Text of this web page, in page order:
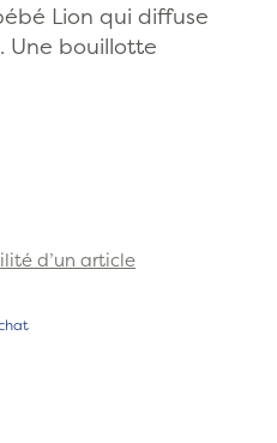
Lion qui diffuse
Une bouillotte
d’un article